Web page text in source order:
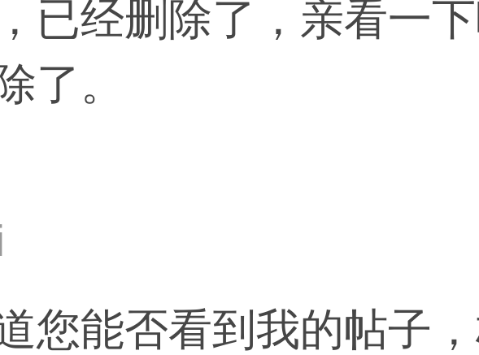
已经删除了，亲看一
了。
您能否看到我的帖子